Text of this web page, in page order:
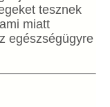
tesznek
miatt
egészségügyre